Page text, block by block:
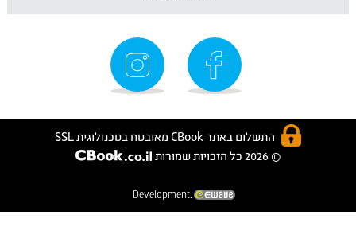
התשלום באתר CBook מאובטח בטכנולוגית SSL
© 2026 כל הזכויות שמורות
Development: